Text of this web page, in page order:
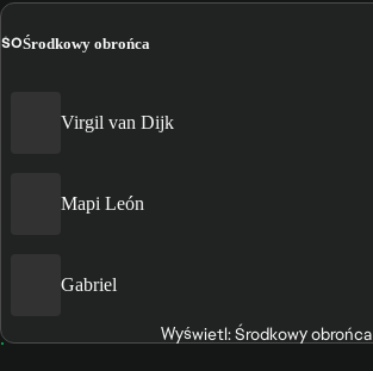
ŚOŚrodkowy obrońca
Virgil van Dijk
Mapi León
Gabriel
Wyświetl: Środkowy obrońca